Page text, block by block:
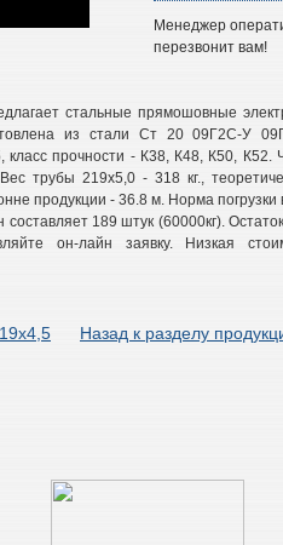
Менеджер
перезвонит вам!
стальные прямошовные
из стали Ст 20 09Г2С-У
класс прочности - К38, К48, К50,
трубы 219х5,0 - 318 кг.,
продукции - 36.8 м. Норма
составляет 189 штук (60000кг).
он-лайн заявку. Низкая
Назад к разделу